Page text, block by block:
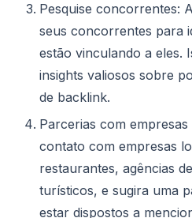
Pesquise concorrentes:
seus concorrentes para
estão vinculando a eles.
insights valiosos sobre
de backlink.
Parcerias com
contato com empresas
restaurantes, agências
turísticos, e sugira uma
estar dispostos a